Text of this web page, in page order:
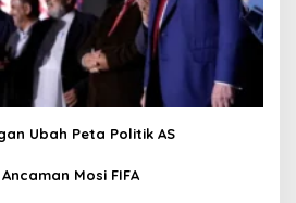
Ubah Peta Politik AS
Mosi FIFA